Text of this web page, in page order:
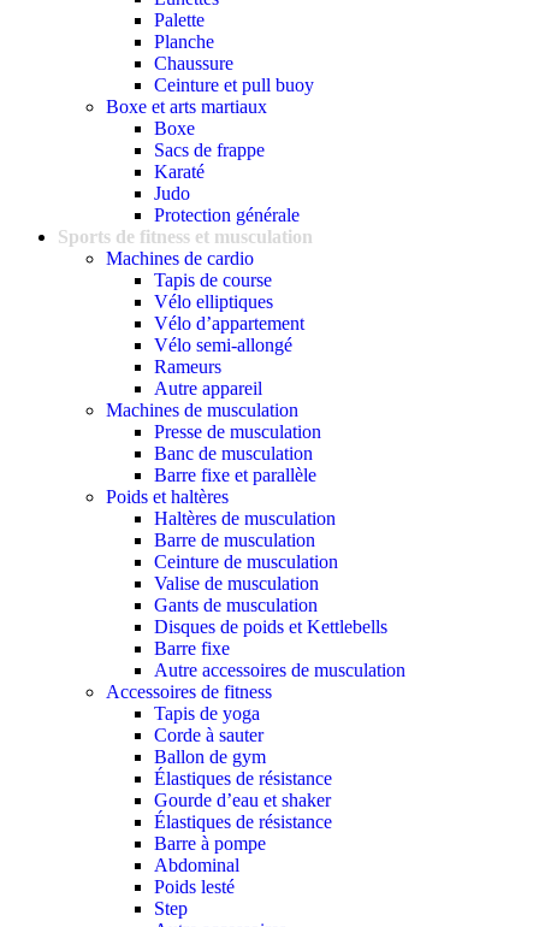
Palette
Planche
Chaussure
Ceinture et pull buoy
Boxe et arts martiaux
Boxe
Sacs de frappe
Karaté
Judo
Protection générale
Sports de fitness et musculation
Machines de cardio
Tapis de course
Vélo elliptiques
Vélo d’appartement
Vélo semi-allongé
Rameurs
Autre appareil
Machines de musculation
Presse de musculation
Banc de musculation
Barre fixe et parallèle
Poids et haltères
Haltères de musculation
Barre de musculation
Ceinture de musculation
Valise de musculation
Gants de musculation
Disques de poids et Kettlebells
Barre fixe
Autre accessoires de musculation
Accessoires de fitness
Tapis de yoga
Corde à sauter
Ballon de gym
Élastiques de résistance
Gourde d’eau et shaker
Élastiques de résistance
Barre à pompe
Abdominal
Poids lesté
Step